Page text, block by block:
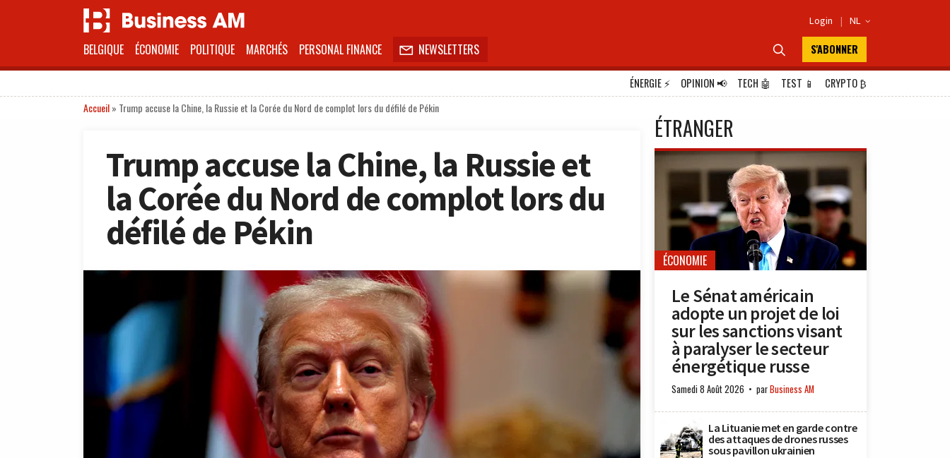
Login | NL 
BELGIQUE ÉCONOMIE POLITIQUE MARCHÉS PERSONAL FINANCE  NEWSLETTERS  S'ABONNER
ÉNERGIE⚡ OPINION📢 TECH 🤖 TEST 📱 CRYPTO₿
Accueil» Trump accuse la Chine, la Russie et la Corée du Nord de complot lors du défilé de Pékin
Trump accuse la Chine, la Russie et
la Corée du Nord de complot lors du
défilé de Pékin
ÉTRANGER
ÉCONOMIE
Le Sénat américain
adopte un projet de loi
sur les sanctions visant
à paralyser le secteur
énergétique russe
Samedi 8 Août 2026 parBusiness AM
La Lituanie met en garde contre
des attaques de drones russes
sous pavillon ukrainien